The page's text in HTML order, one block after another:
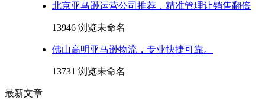
北京亚马逊运营公司推荐，精准管理让销售翻倍
13946 浏览未命名
佛山高明亚马逊物流，专业快捷可靠。
13731 浏览未命名
最新文章